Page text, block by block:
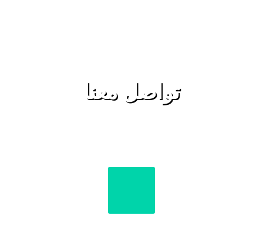
تواصل معنا